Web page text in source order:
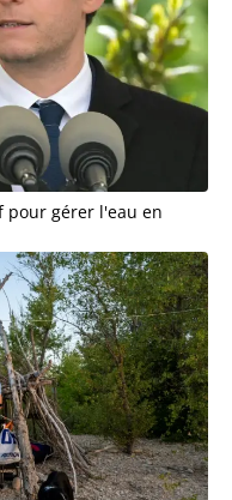
pour gérer l'eau en